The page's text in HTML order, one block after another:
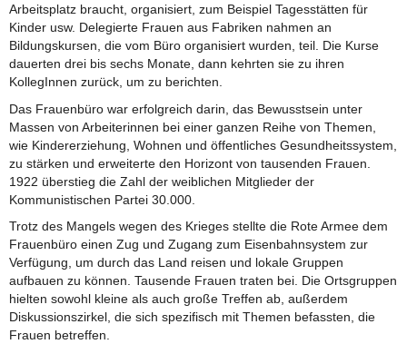
Arbeitsplatz braucht, organisiert, zum Beispiel Tagesstätten für
Kinder usw. Delegierte Frauen aus Fabriken nahmen an
Bildungskursen, die vom Büro organisiert wurden, teil. Die Kurse
dauerten drei bis sechs Monate, dann kehrten sie zu ihren
KollegInnen zurück, um zu berichten.
Das Frauenbüro war erfolgreich darin, das Bewusstsein unter
Massen von Arbeiterinnen bei einer ganzen Reihe von Themen,
wie Kindererziehung, Wohnen und öffentliches Gesundheitssystem,
zu stärken und erweiterte den Horizont von tausenden Frauen.
1922 überstieg die Zahl der weiblichen Mitglieder der
Kommunistischen Partei 30.000.
Trotz des Mangels wegen des Krieges stellte die Rote Armee dem
Frauenbüro einen Zug und Zugang zum Eisenbahnsystem zur
Verfügung, um durch das Land reisen und lokale Gruppen
aufbauen zu können. Tausende Frauen traten bei. Die Ortsgruppen
hielten sowohl kleine als auch große Treffen ab, außerdem
Diskussionszirkel, die sich spezifisch mit Themen befassten, die
Frauen betreffen.